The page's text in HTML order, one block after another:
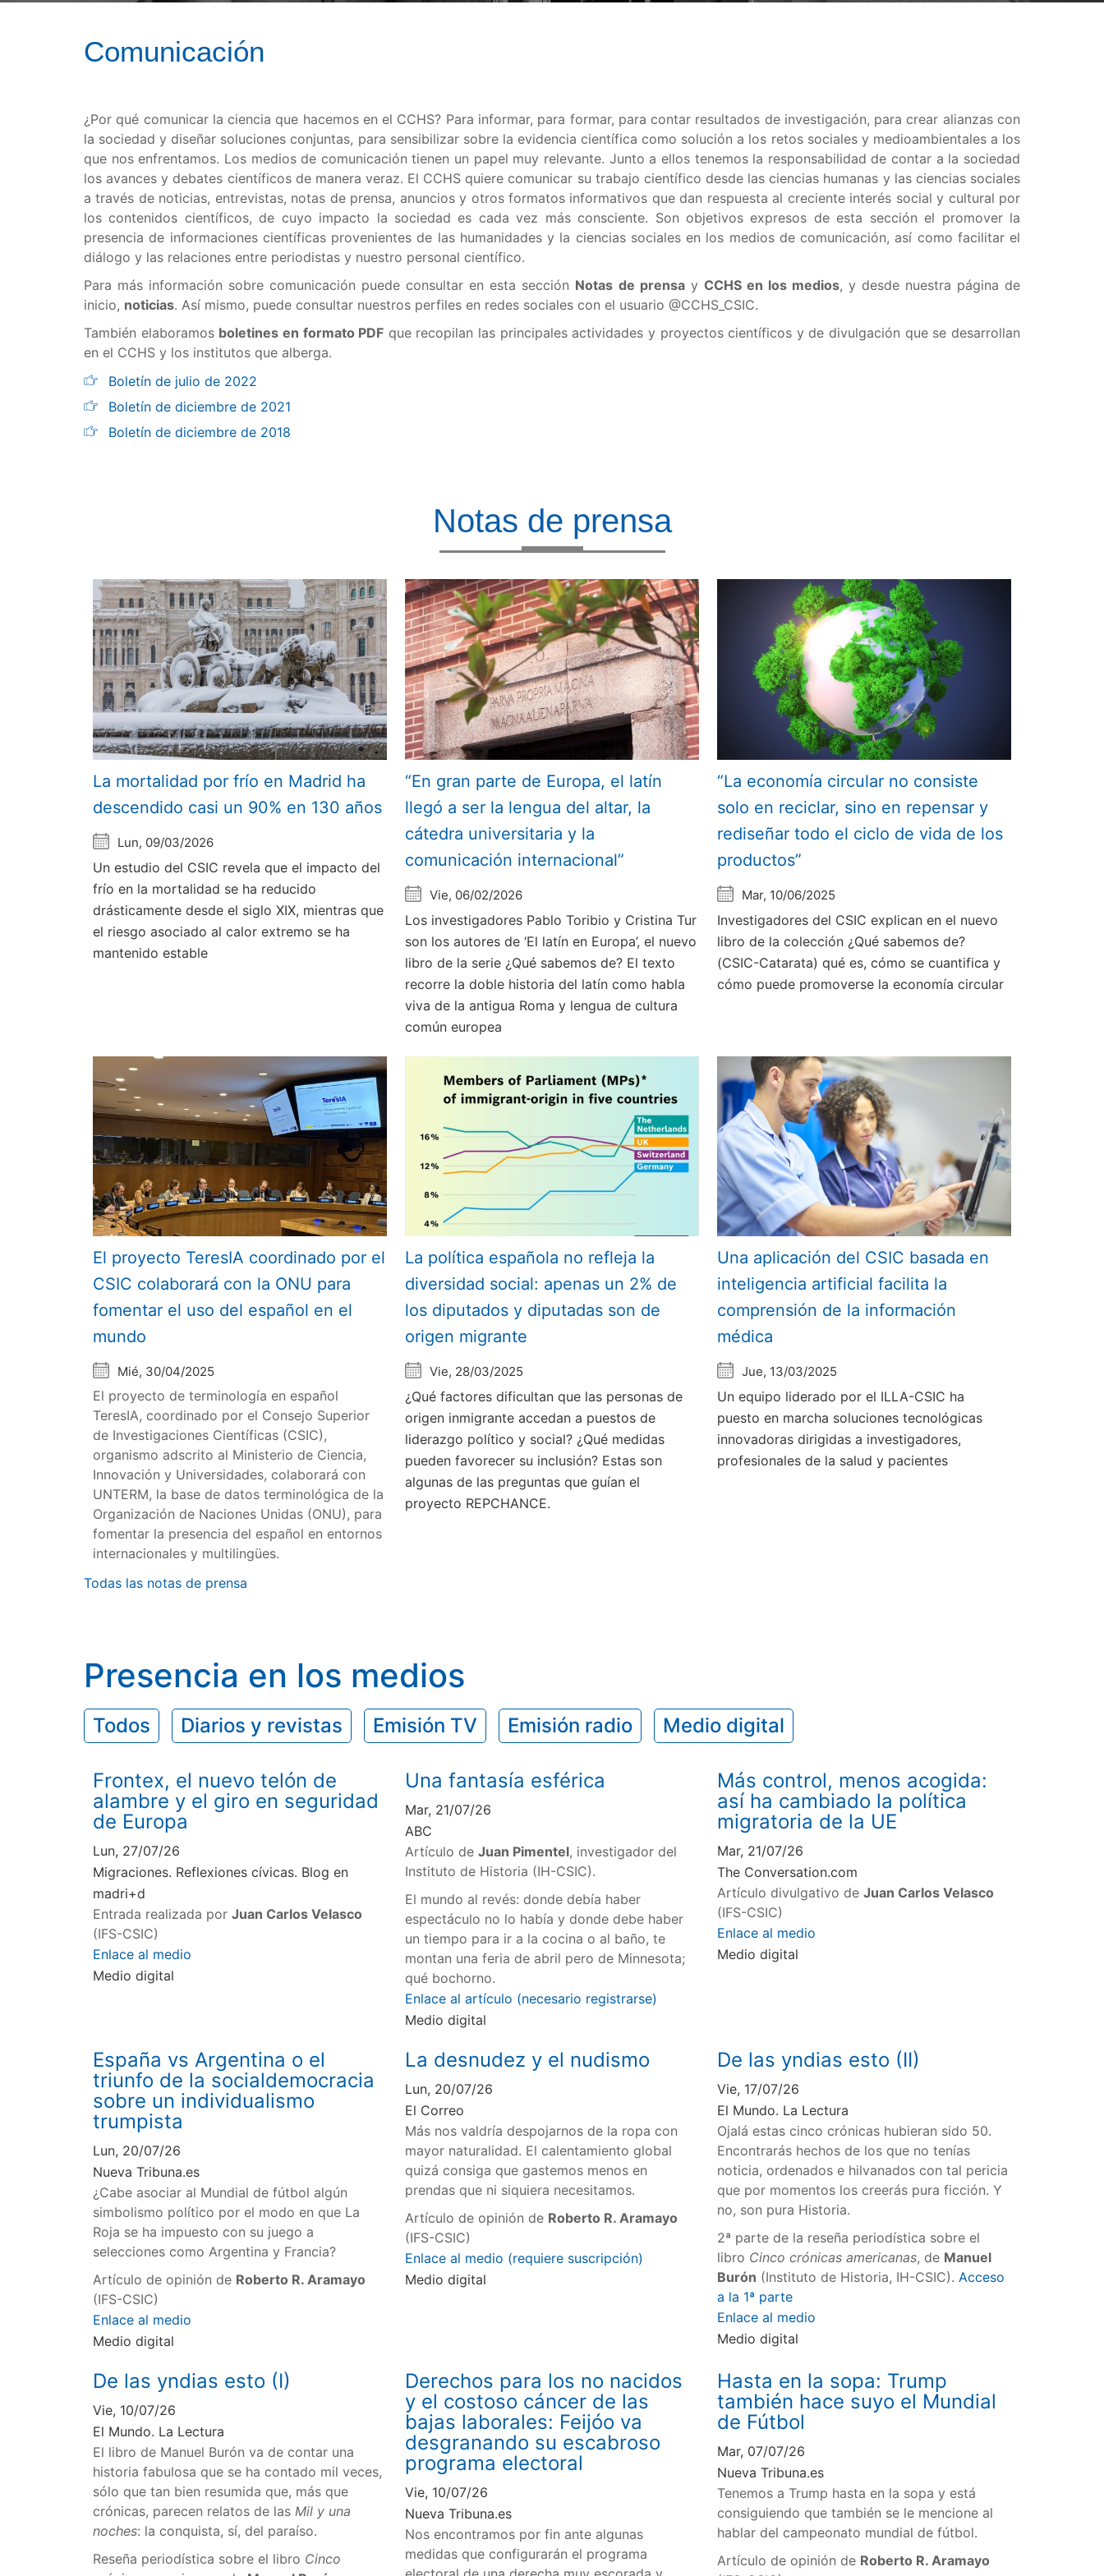
Comunicación
¿Por qué comunicar la ciencia que hacemos en el CCHS? Para informar, para formar, para contar resultados de investigación, para crear alianzas con
la sociedad y diseñar soluciones conjuntas, para sensibilizar sobre la evidencia científica como solución a los retos sociales y medioambientales a los
que nos enfrentamos. Los medios de comunicación tienen un papel muy relevante. Junto a ellos tenemos la responsabilidad de contar a la sociedad
los avances y debates científicos de manera veraz. El CCHS quiere comunicar su trabajo científico desde las ciencias humanas y las ciencias sociales
a través de noticias, entrevistas, notas de prensa, anuncios y otros formatos informativos que dan respuesta al creciente interés social y cultural por
los contenidos científicos, de cuyo impacto la sociedad es cada vez más consciente. Son objetivos expresos de esta sección el promover la
presencia de informaciones científicas provenientes de las humanidades y la ciencias sociales en los medios de comunicación, así como facilitar el
diálogo y las relaciones entre periodistas y nuestro personal científico.
Para más información sobre comunicación puede consultar en esta sección Notas de prensay CCHS en los medios, y desde nuestra página de
inicio, noticias. Así mismo, puede consultar nuestros perfiles en redes sociales con el usuario @CCHS_CSIC.
También elaboramos boletines en formato PDF que recopilan las principales actividades y proyectos científicos y de divulgación que se desarrollan
en el CCHS y los institutos que alberga.
Boletín de julio de 2022
Boletín de diciembre de 2021
Boletín de diciembre de 2018
Notas de prensa
La mortalidad por frío en Madrid ha
descendido casi un 90% en 130 años
Lun, 09/03/2026
Un estudio del CSIC revela que el impacto del
frío en la mortalidad se ha reducido
drásticamente desde el siglo XIX, mientras que
el riesgo asociado al calor extremo se ha
mantenido estable
“En gran parte de Europa, el latín
llegó a ser la lengua del altar, la
cátedra universitaria y la
comunicación internacional”
Vie, 06/02/2026
Los investigadores Pablo Toribio y Cristina Tur
son los autores de ‘El latín en Europa’, el nuevo
libro de la serie ¿Qué sabemos de? El texto
recorre la doble historia del latín como habla
viva de la antigua Roma y lengua de cultura
común europea
“La economía circular no consiste
solo en reciclar, sino en repensar y
rediseñar todo el ciclo de vida de los
productos”
Mar, 10/06/2025
Investigadores del CSIC explican en el nuevo
libro de la colección ¿Qué sabemos de?
(CSIC-Catarata) qué es, cómo se cuantifica y
cómo puede promoverse la economía circular
El proyecto TeresIA coordinado por el
CSIC colaborará con la ONU para
fomentar el uso del español en el
mundo
Mié, 30/04/2025
El proyecto de terminología en español
TeresIA, coordinado por el Consejo Superior
de Investigaciones Científicas (CSIC),
organismo adscrito al Ministerio de Ciencia,
Innovación y Universidades, colaborará con
UNTERM, la base de datos terminológica de la
Organización de Naciones Unidas (ONU), para
fomentar la presencia del español en entornos
internacionales y multilingües.
La política española no refleja la
diversidad social: apenas un 2% de
los diputados y diputadas son de
origen migrante
Vie, 28/03/2025
¿Qué factores dificultan que las personas de
origen inmigrante accedan a puestos de
liderazgo político y social? ¿Qué medidas
pueden favorecer su inclusión? Estas son
algunas de las preguntas que guían el
proyecto REPCHANCE.
Una aplicación del CSIC basada en
inteligencia artificial facilita la
comprensión de la información
médica
Jue, 13/03/2025
Un equipo liderado por el ILLA-CSIC ha
puesto en marcha soluciones tecnológicas
innovadoras dirigidas a investigadores,
profesionales de la salud y pacientes
Todas las notas de prensa
Presencia en los medios
Todos Diarios y revistas Emisión TV Emisión radio Medio digital
Frontex, el nuevo telón de
alambre y el giro en seguridad
de Europa
Lun, 27/07/26
Migraciones. Reflexiones cívicas. Blog en
madri+d
Entrada realizada porJuan Carlos Velasco
(IFS-CSIC)
Enlace al medio
Medio digital
Una fantasía esférica
Mar, 21/07/26
ABC
Artículo deJuan Pimentel, investigador del
Instituto de Historia (IH-CSIC).
El mundo al revés: donde debía haber
espectáculo no lo había y donde debe haber
un tiempo para ir a la cocina o al baño, te
montan una feria de abril pero de Minnesota;
qué bochorno.
Enlace al artículo (necesario registrarse)
Medio digital
Más control, menos acogida:
así ha cambiado la política
migratoria de la UE
Mar, 21/07/26
The Conversation.com
Artículo divulgativo deJuan Carlos Velasco
(IFS-CSIC)
Enlace al medio
Medio digital
España vs Argentina o el
triunfo de la socialdemocracia
sobre un individualismo
trumpista
Lun, 20/07/26
Nueva Tribuna.es
¿Cabe asociar al Mundial de fútbol algún
simbolismo político por el modo en que La
Roja se ha impuesto con su juego a
selecciones como Argentina y Francia?
Artículo de opinión de Roberto R. Aramayo
(IFS-CSIC)
Enlace al medio
Medio digital
La desnudez y el nudismo
Lun, 20/07/26
El Correo
Más nos valdría despojarnos de la ropa con
mayor naturalidad. El calentamiento global
quizá consiga que gastemos menos en
prendas que ni siquiera necesitamos.
Artículo de opinión de Roberto R. Aramayo
(IFS-CSIC)
Enlace al medio (requiere suscripción)
Medio digital
De las yndias esto (II)
Vie, 17/07/26
El Mundo. La Lectura
Ojalá estas cinco crónicas hubieran sido 50.
Encontrarás hechos de los que no tenías
noticia, ordenados e hilvanados con tal pericia
que por momentos los creerás pura ficción. Y
no, son pura Historia.
2ª parte de la reseña periodística sobre el
libro Cinco crónicas americanas, de Manuel
Burón (Instituto de Historia, IH-CSIC).Acceso
a la 1ª parte
Enlace al medio
Medio digital
De las yndias esto (I)
Vie, 10/07/26
El Mundo. La Lectura
El libro de Manuel Burón va de contar una
historia fabulosa que se ha contado mil veces,
sólo que tan bien resumida que, más que
crónicas, parecen relatos de las Mil y una
noches: la conquista, sí, del paraíso.
Reseña periodística sobre el libro Cinco
Derechos para los no nacidos
y el costoso cáncer de las
bajas laborales: Feijóo va
desgranando su escabroso
programa electoral
Vie, 10/07/26
Nueva Tribuna.es
Nos encontramos por fin ante algunas
medidas que configurarán el programa
Hasta en la sopa: Trump
también hace suyo el Mundial
de Fútbol
Mar, 07/07/26
Nueva Tribuna.es
Tenemos a Trump hasta en la sopa y está
consiguiendo que también se le mencione al
hablar del campeonato mundial de fútbol.
Artículo de opinión de Roberto R. Aramayo